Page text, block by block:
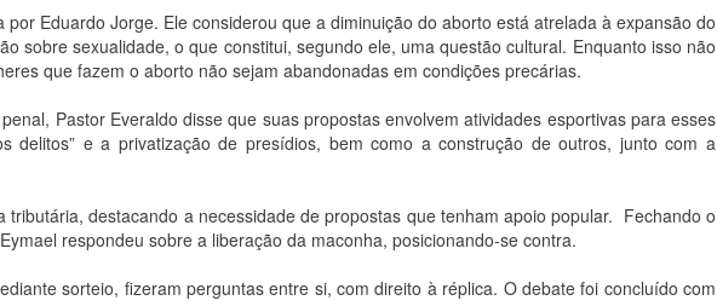
Eduardo Jorge. Ele considerou que a diminuição do aborto está atrelada à expansão do
sobre sexualidade, o que constitui, segundo ele, uma questão cultural. Enquanto isso não
que fazem o aborto não sejam abandonadas em condições precárias.
Pastor Everaldo disse que suas propostas envolvem atividades esportivas para esses
delitos” e a privatização de presídios, bem como a construção de outros, junto com a
tributária, destacando a necessidade de propostas que tenham apoio popular. Fechando o
respondeu sobre a liberação da maconha, posicionando-se contra.
sorteio, fizeram perguntas entre si, com direito à réplica. O debate foi concluído com